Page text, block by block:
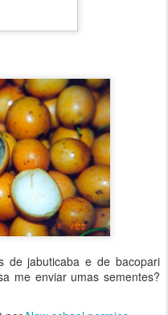
de jabuticaba e de bacopari
me enviar umas sementes?